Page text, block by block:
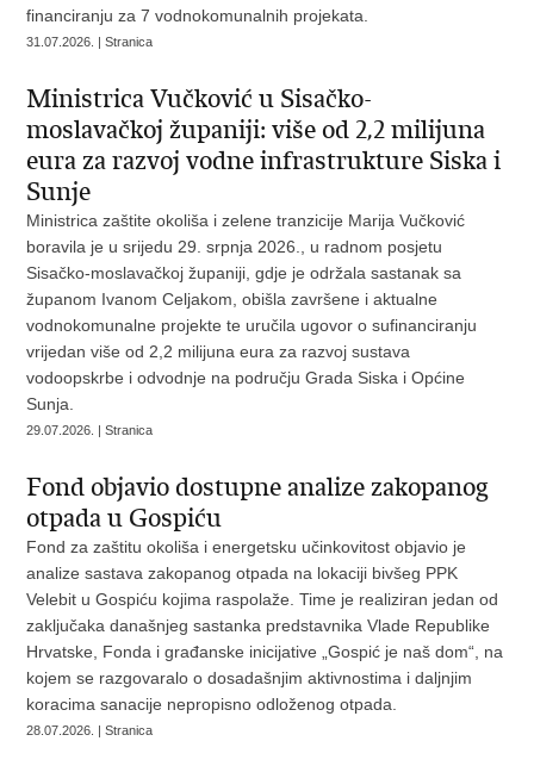
financiranju za 7 vodnokomunalnih projekata.
31.07.2026. | Stranica
Ministrica Vučković u Sisačko-
moslavačkoj županiji: više od 2,2 milijuna
eura za razvoj vodne infrastrukture Siska i
Sunje
Ministrica zaštite okoliša i zelene tranzicije Marija Vučković
boravila je u srijedu 29. srpnja 2026., u radnom posjetu
Sisačko-moslavačkoj županiji, gdje je održala sastanak sa
županom Ivanom Celjakom, obišla završene i aktualne
vodnokomunalne projekte te uručila ugovor o sufinanciranju
vrijedan više od 2,2 milijuna eura za razvoj sustava
vodoopskrbe i odvodnje na području Grada Siska i Općine
Sunja.
29.07.2026. | Stranica
Fond objavio dostupne analize zakopanog
otpada u Gospiću
Fond za zaštitu okoliša i energetsku učinkovitost objavio je
analize sastava zakopanog otpada na lokaciji bivšeg PPK
Velebit u Gospiću kojima raspolaže. Time je realiziran jedan od
zaključaka današnjeg sastanka predstavnika Vlade Republike
Hrvatske, Fonda i građanske inicijative „Gospić je naš dom“, na
kojem se razgovaralo o dosadašnjim aktivnostima i daljnjim
koracima sanacije nepropisno odloženog otpada.
28.07.2026. | Stranica